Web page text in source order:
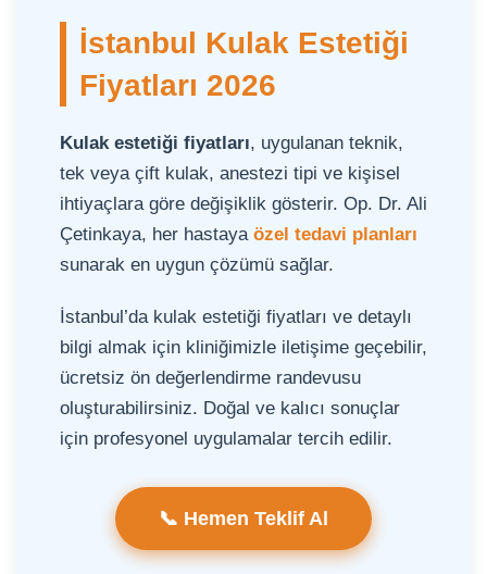
İstanbul Kulak Estetiği
Fiyatları 2026
Kulak estetiği fiyatları, uygulanan teknik,
tek veya çift kulak, anestezi tipi ve kişisel
ihtiyaçlara göre değişiklik gösterir. Op. Dr. Ali
Çetinkaya, her hastaya özel tedavi planları
sunarak en uygun çözümü sağlar.
İstanbul’da kulak estetiği fiyatları ve detaylı
bilgi almak için kliniğimizle iletişime geçebilir,
ücretsiz ön değerlendirme randevusu
oluşturabilirsiniz. Doğal ve kalıcı sonuçlar
için profesyonel uygulamalar tercih edilir.
📞 Hemen Teklif Al